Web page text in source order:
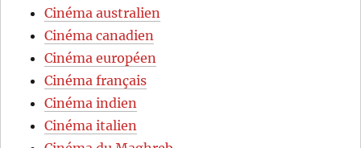
Cinéma australien
Cinéma canadien
Cinéma européen
Cinéma français
Cinéma indien
Cinéma italien